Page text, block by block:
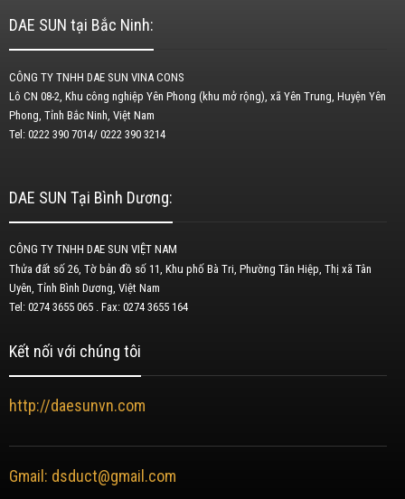
DAE SUN tại Bắc Ninh:
CÔNG TY TNHH DAE SUN VINA CONS
Lô CN 08-2, Khu công nghiệp Yên Phong (khu mở rộng), xã Yên Trung, Huyện Yên
Phong, Tỉnh Bắc Ninh, Việt Nam
Tel: 0222 390 7014/ 0222 390 3214
DAE SUN Tại Bình Dương:
CÔNG TY TNHH DAE SUN VIỆT NAM
Thửa đất số 26, Tờ bản đồ số 11, Khu phố Bà Tri, Phường Tân Hiệp, Thị xã Tân
Uyên, Tỉnh Bình Dương, Việt Nam
Tel: 0274 3655 065 . Fax: 0274 3655 164
Kết nối với chúng tôi
http://daesunvn.com
Gmail: dsduct@gmail.com